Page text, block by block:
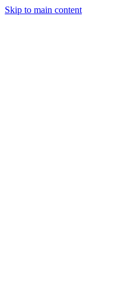
Skip to main content